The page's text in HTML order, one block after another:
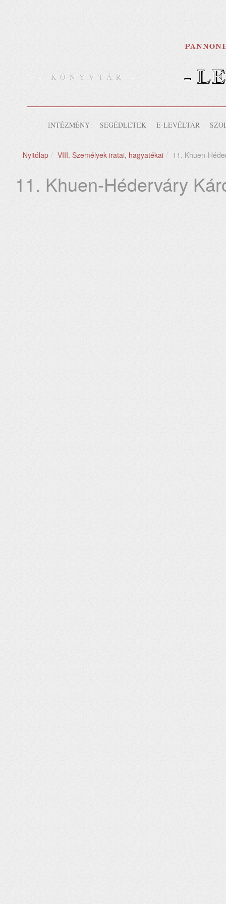
- KÖNYVTÁR - -
INTÉZMÉNY SEGÉDLETEK E-LEVÉLTÁR
Nyitólap VIII. Személyek iratai, hagyatékai 11. Khuen-
11. Khuen-Héderváry